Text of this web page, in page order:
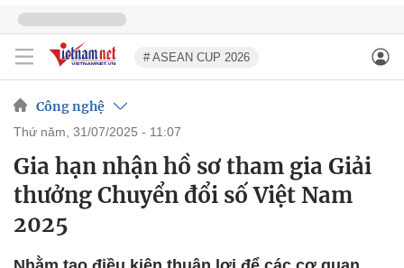
# ASEAN CUP 2026
Công nghệ
thứ năm, 31/07/2025 - 11:07
Gia hạn nhận hồ sơ tham gia Giải
thưởng Chuyển đổi số Việt Nam
2025